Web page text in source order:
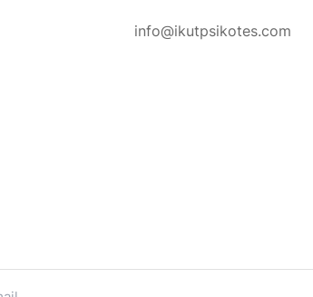
info@ikutpsikotes.com